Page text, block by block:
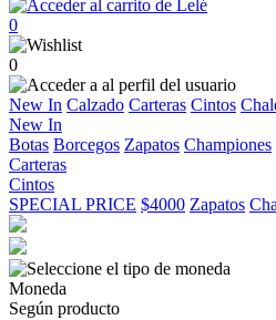
0
0
New In Calzado Carteras Cintos
New In
Botas Borcegos Zapatos Championes
Carteras
Cintos
SPECIAL PRICE $4000 Zapatos
Moneda
Según producto